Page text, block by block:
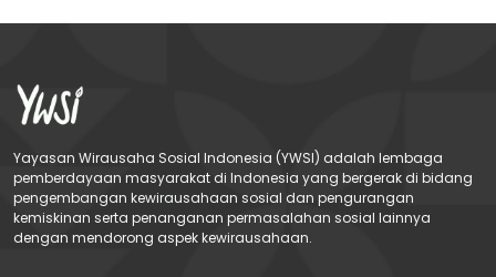
Yayasan Wirausaha Sosial Indonesia (YWSI) adalah lembaga
pemberdayaan masyarakat di Indonesia yang bergerak di bidang
pengembangan kewirausahaan sosial dan pengurangan
kemiskinan serta penanganan permasalahan sosial lainnya
dengan mendorong aspek kewirausahaan.